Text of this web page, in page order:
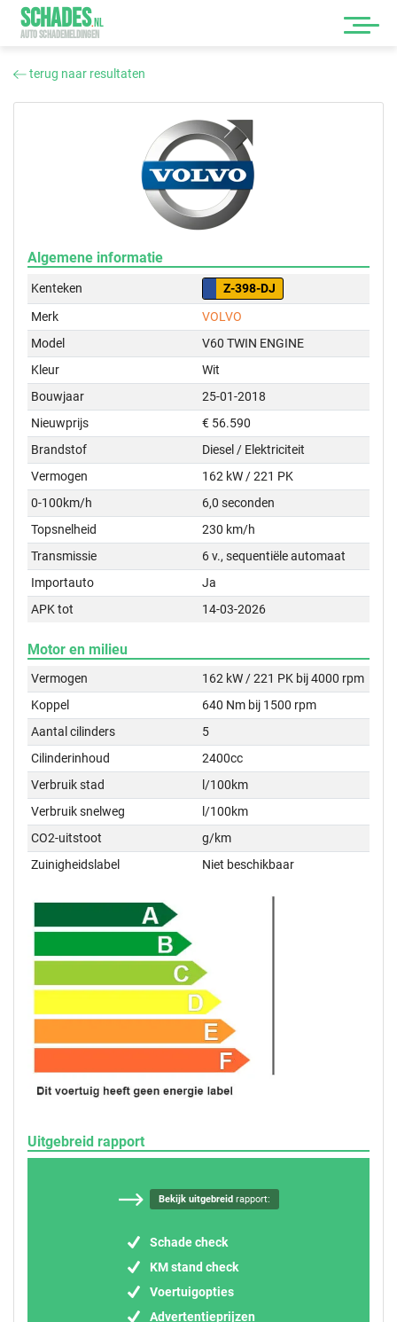
SCHADES.NL
AUTO SCHADEMELDINGEN
terug naar resultaten
Algemene informatie
Kenteken
Z-398-DJ
Merk
VOLVO
Model
V60 TWIN ENGINE
Kleur
Wit
Bouwjaar
25-01-2018
Nieuwprijs
€ 56.590
Brandstof
Diesel / Elektriciteit
Vermogen
162 kW / 221 PK
0-100km/h
6,0 seconden
Topsnelheid
230 km/h
Transmissie
6 v., sequentiële automaat
Importauto
Ja
APK tot
14-03-2026
Motor en milieu
Vermogen
162 kW / 221 PK bij 4000 rpm
Koppel
640 Nm bij 1500 rpm
Aantal cilinders
5
Cilinderinhoud
2400cc
Verbruik stad
l/100km
Verbruik snelweg
l/100km
CO2-uitstoot
g/km
Zuinigheidslabel
Niet beschikbaar
Uitgebreid rapport
Bekijk uitgebreidrapport:
Schade check
KM stand check
Voertuigopties
Advertentieprijzen